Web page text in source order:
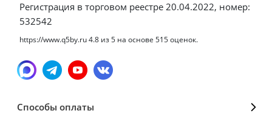
Регистрация в торговом реестре 20.04.2022, номер:
532542
https://www.q5by.ru4.8 из5 на основе 515оценок.
Способы оплаты